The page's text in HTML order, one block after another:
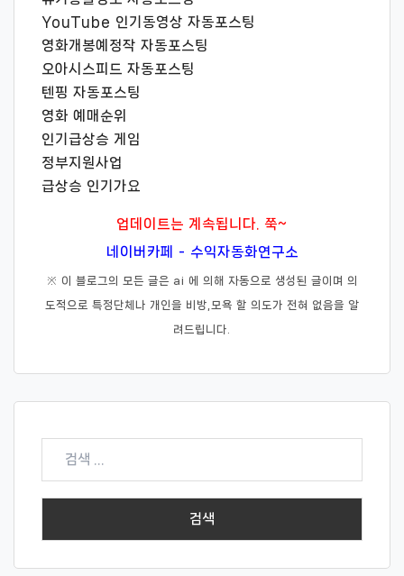
YouTube 인기동영상 자동포스팅
영화개봉예정작 자동포스팅
오아시스피드 자동포스팅
텐핑 자동포스팅
영화 예매순위
인기급상승 게임
정부지원사업
급상승 인기가요
업데이트는 계속됩니다. 쭉~
네이버카페 - 수익자동화연구소
※ 이 블로그의 모든 글은 ai 에 의해 자동으로 생성된 글이며 의
도적으로 특정단체나 개인을 비방,모욕 할 의도가 전혀 없음을 알
려드립니다.
검